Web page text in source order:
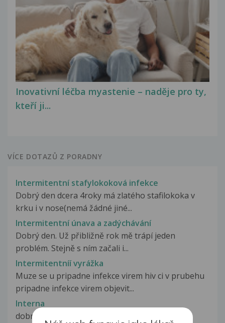
Inovativní léčba myastenie – naděje pro ty,
kteří ji...
VÍCE DOTAZŮ Z PORADNY
Intermitentní stafylokoková infekce
Dobrý den dcera 4roky má zlatého stafilokoka v
krku i v nose(nemá žádné jiné...
Intermitentní únava a zadýchávání
Dobrý den. Už přibližně rok mě trápí jeden
problém. Stejně s ním začali i...
Intermitentníí vyrážka
Muze se u pripadne infekce virem hiv ci v prubehu
pripadne infekce virem objevit...
Interna
dobrý den,mám zápal plic,druhé